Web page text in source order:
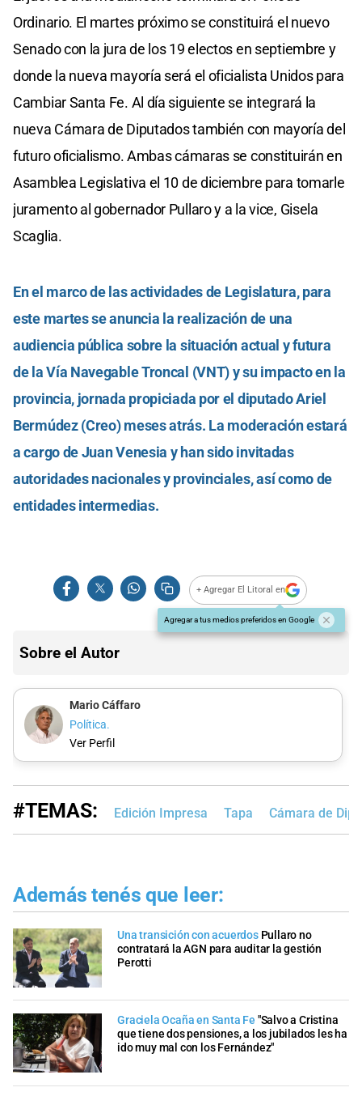
Ordinario. El martes próximo se constituirá el nuevo
Senado con la jura de los 19 electos en septiembre y
donde la nueva mayoría será el oficialista Unidos para
Cambiar Santa Fe. Al día siguiente se integrará la
nueva Cámara de Diputados también con mayoría del
futuro oficialismo. Ambas cámaras se constituirán en
Asamblea Legislativa el 10 de diciembre para tomarle
juramento al gobernador Pullaro y a la vice, Gisela
Scaglia.
En el marco de las actividades de Legislatura, para
este martes se anuncia la realización de una
audiencia pública sobre la situación actual y futura
de la Vía Navegable Troncal (VNT) y su impacto en la
provincia, jornada propiciada por el diputado Ariel
Bermúdez (Creo) meses atrás. La moderación estará
a cargo de Juan Venesia y han sido invitadas
autoridades nacionales y provinciales, así como de
entidades intermedias.
+ Agregar El Litoral en
Agregar a tus medios preferidos en Google
Sobre el Autor
Mario Cáffaro
Política.
Ver Perfil
#TEMAS: Edición Impresa Tapa Cámara de
Además tenés que leer:
Una transición con acuerdos Pullaro no
contratará la AGN para auditar la gestión
Perotti
Graciela Ocaña en Santa Fe "Salvo a Cristina
que tiene dos pensiones, a los jubilados les ha
ido muy mal con los Fernández"